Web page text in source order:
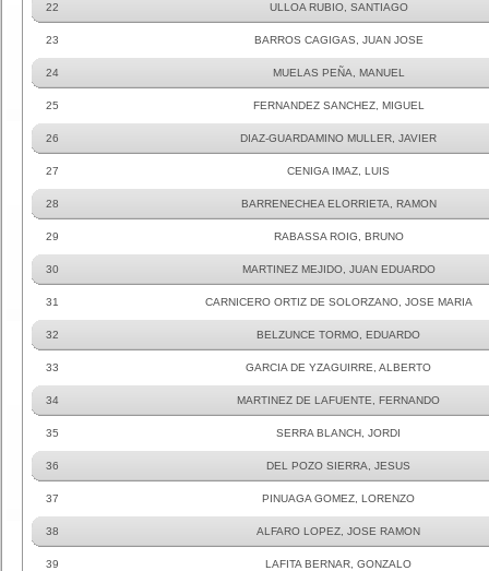
22 ULLOA RUBIO, SANTIAGO
23 BARROS CAGIGAS, JUAN JOSE
24 MUELAS PEÑA, MANUEL
25 FERNANDEZ SANCHEZ, MIGUEL
26 DIAZ-GUARDAMINO MULLER, JAVIER
27 CENIGA IMAZ, LUIS
28 BARRENECHEA ELORRIETA, RAMON
29 RABASSA ROIG, BRUNO
30 MARTINEZ MEJIDO, JUAN EDUARDO
31 CARNICERO ORTIZ DE SOLORZANO, JOSE MARIA
32 BELZUNCE TORMO, EDUARDO
33 GARCIA DE YZAGUIRRE, ALBERTO
34 MARTINEZ DE LAFUENTE, FERNANDO
35 SERRA BLANCH, JORDI
36 DEL POZO SIERRA, JESUS
37 PINUAGA GOMEZ, LORENZO
38 ALFARO LOPEZ, JOSE RAMON
39 LAFITA BERNAR, GONZALO